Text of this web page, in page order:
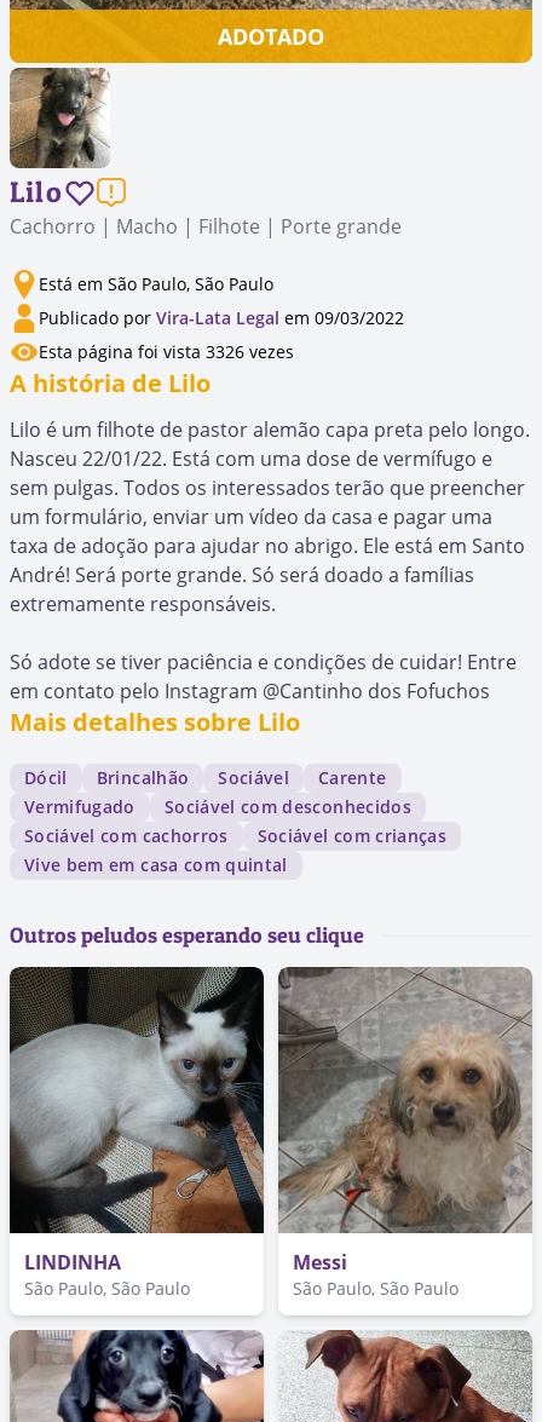
ADOTADO
Lilo
Cachorro | Macho | Filhote | Porte grande
Está em São Paulo, São Paulo
Publicado por Vira-Lata Legal em 09/03/2022
Esta página foi vista 3326 vezes
A história de Lilo
Lilo é um filhote de pastor alemão capa preta pelo longo.
Nasceu 22/01/22. Está com uma dose de vermífugo e
sem pulgas. Todos os interessados terão que preencher
um formulário, enviar um vídeo da casa e pagar uma
taxa de adoção para ajudar no abrigo. Ele está em Santo
André! Será porte grande. Só será doado a famílias
extremamente responsáveis.
Só adote se tiver paciência e condições de cuidar! Entre
em contato pelo Instagram @Cantinho dos Fofuchos
Mais detalhes sobre Lilo
Dócil Brincalhão Sociável
Carente
Vermifugado
Sociável com desconhecidos
Sociável com cachorros
Sociável com crianças
Vive bem em casa com quintal
Outros peludos esperando seu clique
LINDINHA
São Paulo, São Paulo
Messi
São Paulo, São Paulo